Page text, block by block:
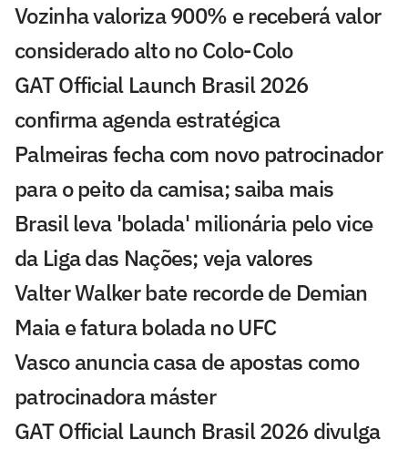
Vozinha valoriza 900% e receberá valor
considerado alto no Colo-Colo
GAT Official Launch Brasil 2026
confirma agenda estratégica
Palmeiras fecha com novo patrocinador
para o peito da camisa; saiba mais
Brasil leva 'bolada' milionária pelo vice
da Liga das Nações; veja valores
Valter Walker bate recorde de Demian
Maia e fatura bolada no UFC
Vasco anuncia casa de apostas como
patrocinadora máster
GAT Official Launch Brasil 2026 divulga